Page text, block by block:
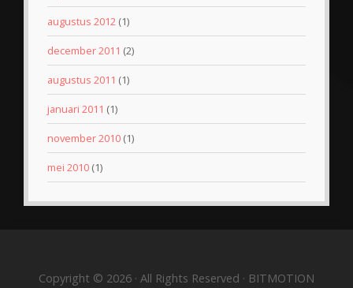
augustus 2012 (1)
december 2011 (2)
augustus 2011 (1)
januari 2011 (1)
november 2010 (1)
mei 2010 (1)
Copyright © 2026 · All Rights Reserved · BITMOTION